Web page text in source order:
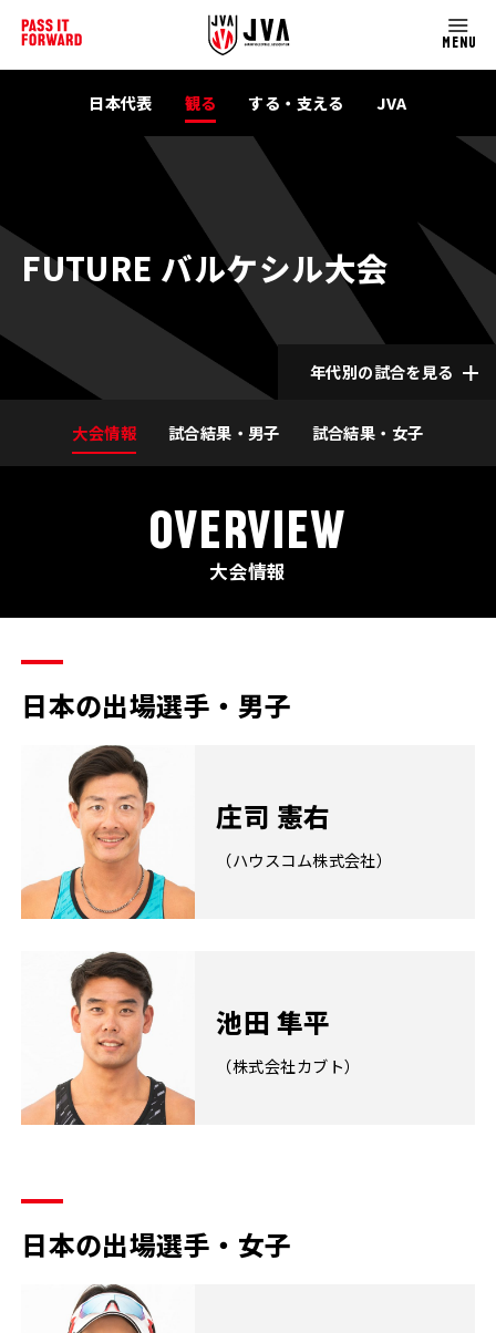
MENU
日本代表 観る する・支える JVA
FUTURE バルケシル大会
年代別の試合を見る
大会情報 試合結果・男子 試合結果・女子
OVERVIEW
大会情報
日本の出場選手・男子
庄司 憲右
（ハウスコム株式会社）
池田 隼平
（株式会社カブト）
日本の出場選手・女子